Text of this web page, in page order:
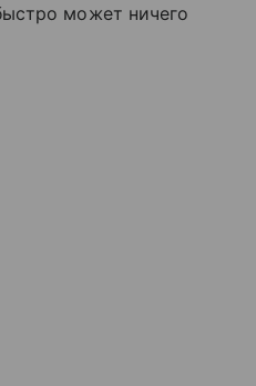
может ничего